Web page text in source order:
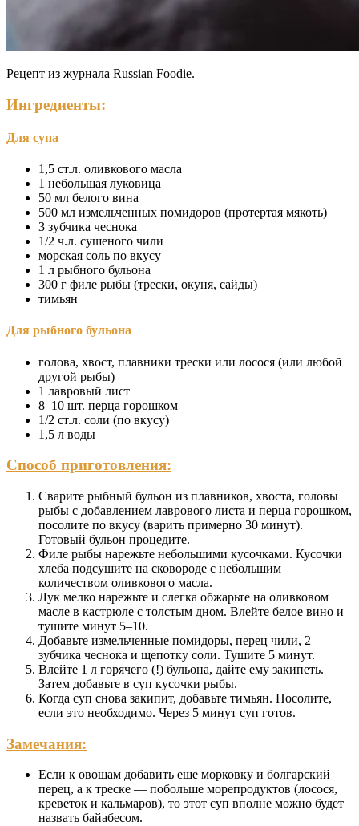
Рецепт из журнала Russian Foodie.
Ингредиенты:
Для супа
1,5 ст.л. оливкового масла
1 небольшая луковица
50 мл белого вина
500 мл измельченных помидоров (протертая мякоть)
3 зубчика чеснока
1/2 ч.л. сушеного чили
морская соль по вкусу
1 л рыбного бульона
300 г филе рыбы (трески, окуня, сайды)
тимьян
Для рыбного бульона
голова, хвост, плавники трески или лосося (или любой
другой рыбы)
1 лавровый лист
8–10 шт. перца горошком
1/2 ст.л. соли (по вкусу)
1,5 л воды
Способ приготовления:
Сварите рыбный бульон из плавников, хвоста, головы
рыбы с добавлением лаврового листа и перца горошком,
посолите по вкусу (варить примерно 30 минут).
Готовый бульон процедите.
Филе рыбы нарежьте небольшими кусочками. Кусочки
хлеба подсушите на сковороде с небольшим
количеством оливкового масла.
Лук мелко нарежьте и слегка обжарьте на оливковом
масле в кастрюле с толстым дном. Влейте белое вино и
тушите минут 5–10.
Добавьте измельченные помидоры, перец чили, 2
зубчика чеснока и щепотку соли. Тушите 5 минут.
Влейте 1 л горячего (!) бульона, дайте ему закипеть.
Затем добавьте в суп кусочки рыбы.
Когда суп снова закипит, добавьте тимьян. Посолите,
если это необходимо. Через 5 минут суп готов.
Замечания:
Если к овощам добавить еще морковку и болгарский
перец, а к треске — побольше морепродуктов (лосося,
креветок и кальмаров), то этот суп вполне можно будет
назвать байабесом.